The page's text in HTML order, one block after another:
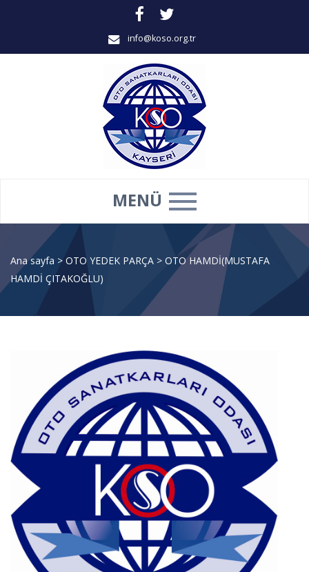
info@koso.org.tr
MENÜ
Ana sayfa > OTO YEDEK PARÇA > OTO HAMDİ(MUSTAFA
HAMDİ ÇITAKOĞLU)